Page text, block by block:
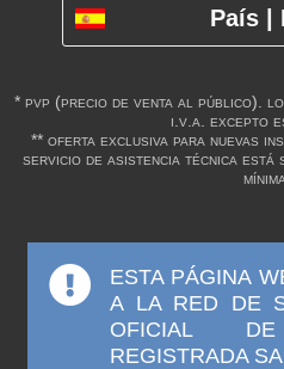
País |
* pvp (precio de venta al público).
i.v.a. excepto
** oferta exclusiva para nuevas
servicio de asistencia técnica
mínima.
ESTA PÁGINA
A LA RED DE
OFICIAL
REGISTRADA